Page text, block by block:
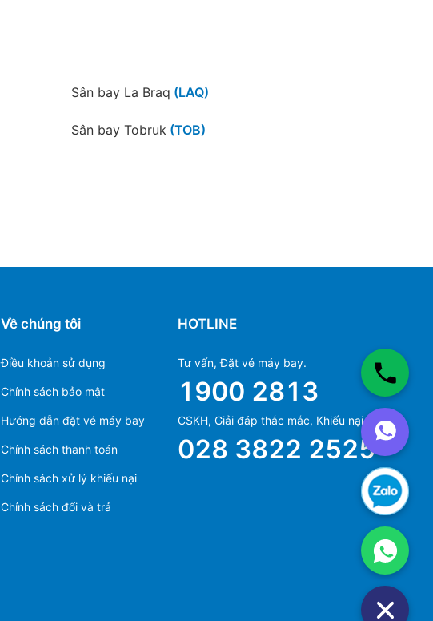
Sân bay La Braq (LAQ)
Sân bay Tobruk (TOB)
Về chúng tôi
Điều khoản sử dụng
Chính sách bảo mật
Hướng dẫn đặt vé máy bay
Chính sách thanh toán
Chính sách xử lý khiếu nại
Chính sách đổi và trả
HOTLINE
Tư vấn, Đặt vé máy bay.
1900 2813
CSKH, Giải đáp thắc mắc, Khiếu nại.
028 3822 2525
Ms Hằng
(+84) 70 854 1213
Ms Huỳnh